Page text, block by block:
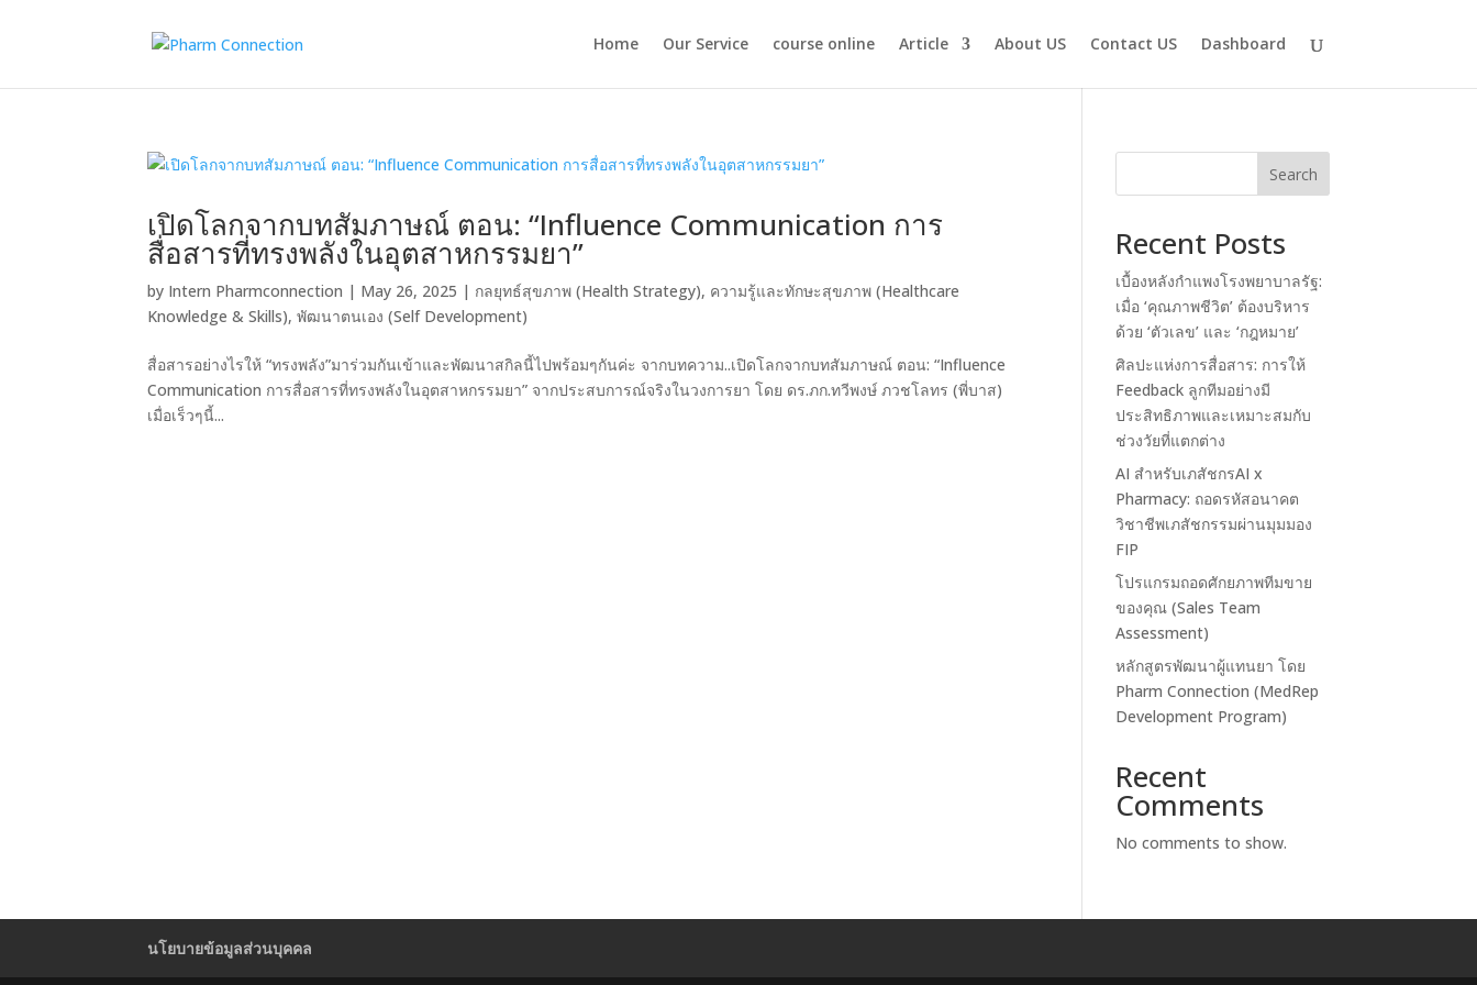
Home Our Service course online Article About US Contact US Dashboard
เปิดโลกจากบทสัมภาษณ์ ตอน: “Influence Communication การ
สื่อสารที่ทรงพลังในอุตสาหกรรมยา”
by Intern Pharmconnection | May 26, 2025 | กลยุทธ์สุขภาพ (Health Strategy), ความรู้และทักษะสุขภาพ (Healthcare
Knowledge & Skills),พัฒนาตนเอง (Self Development)
สื่อสารอย่างไรให้ “ทรงพลัง”มาร่วมกันเข้าและพัฒนาสกิลนี้ไปพร้อมๆกันค่ะ จากบทความ..เปิดโลกจากบทสัมภาษณ์ ตอน: “Influence
Communication การสื่อสารที่ทรงพลังในอุตสาหกรรมยา” จากประสบการณ์จริงในวงการยา โดย ดร.ภก.ทวีพงษ์ ภวชโลทร (พี่บาส)
เมื่อเร็วๆนี้...
Search
Recent Posts
เบื้องหลังกำแพงโรงพยาบาลรัฐ:
เมื่อ ‘คุณภาพชีวิต’ ต้องบริหาร
ด้วย ‘ตัวเลข’ และ ‘กฎหมาย’
ศิลปะแห่งการสื่อสาร: การให้
Feedback ลูกทีมอย่างมี
ประสิทธิภาพและเหมาะสมกับ
ช่วงวัยที่แตกต่าง
AI สำหรับเภสัชกรAI x
Pharmacy: ถอดรหัสอนาคต
วิชาชีพเภสัชกรรมผ่านมุมมอง
FIP
โปรแกรมถอดศักยภาพทีมขาย
ของคุณ (Sales Team
Assessment)
หลักสูตรพัฒนาผู้แทนยา โดย
Pharm Connection (MedRep
Development Program)
Recent
Comments
No comments to show.
นโยบายข้อมูลส่วนบุคคล